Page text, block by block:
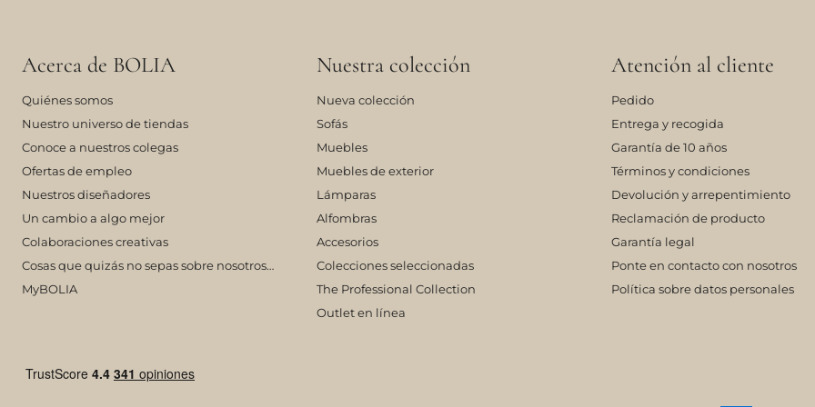
Acerca de BOLIA
Quiénes somos
Nuestro universo de tiendas
Conoce a nuestros colegas
Ofertas de empleo
Nuestros diseñadores
Un cambio a algo mejor
Colaboraciones creativas
Cosas que quizás no sepas sobre nosotros…
MyBOLIA
Nuestra colección
Nueva colección
Sofás
Muebles
Muebles de exterior
Lámparas
Alfombras
Accesorios
Colecciones seleccionadas
The Professional Collection
Outlet en línea
Atención al cliente
Pedido
Entrega y recogida
Garantía de 10 años
Términos y condiciones
Devolución y arrepentimiento
Reclamación de producto
Garantía legal
Ponte en contacto con nosotros
Política sobre datos personales